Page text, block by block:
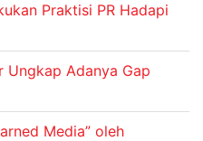
Praktisi PR Hadapi
Ungkap Adanya Gap
Media” oleh